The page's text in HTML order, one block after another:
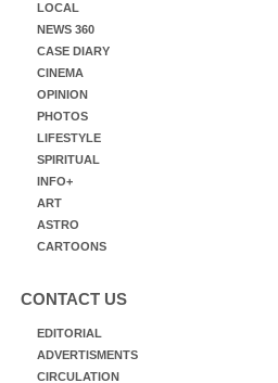
LOCAL
NEWS 360
CASE DIARY
CINEMA
OPINION
PHOTOS
LIFESTYLE
SPIRITUAL
INFO+
ART
ASTRO
CARTOONS
CONTACT US
EDITORIAL
ADVERTISMENTS
CIRCULATION